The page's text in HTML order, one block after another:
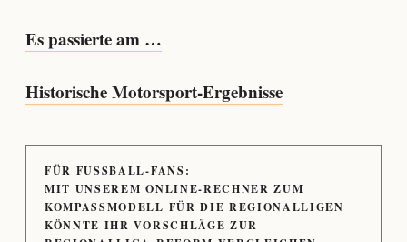
Es passierte am …
Historische Motorsport-Ergebnisse
FÜR FUSSBALL-FANS:
MIT UNSEREM ONLINE-RECHNER ZUM
KOMPASSMODELL FÜR DIE REGIONALLIGEN
KÖNNTE IHR VORSCHLÄGE ZUR